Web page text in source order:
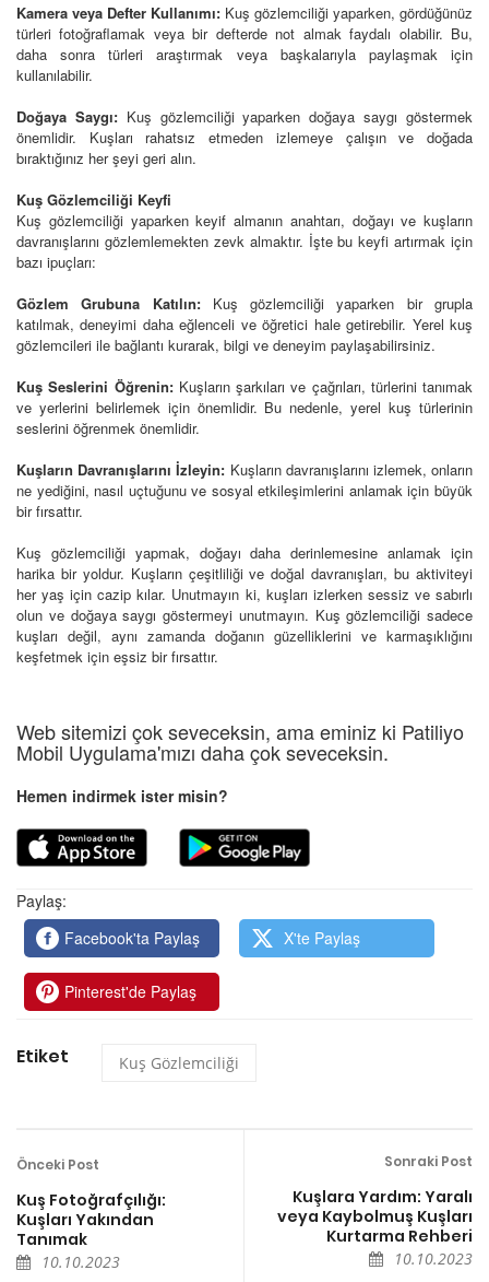
Kamera veya Defter Kullanımı: Kuş gözlemciliği yaparken, gördüğünüz
türleri fotoğraflamak veya bir defterde not almak faydalı olabilir. Bu,
daha sonra türleri araştırmak veya başkalarıyla paylaşmak için
kullanılabilir.
Doğaya Saygı:Kuş gözlemciliği yaparken doğaya saygı göstermek
önemlidir. Kuşları rahatsız etmeden izlemeye çalışın ve doğada
bıraktığınız her şeyi geri alın.
Kuş Gözlemciliği Keyfi
Kuş gözlemciliği yaparken keyif almanın anahtarı, doğayı ve kuşların
davranışlarını gözlemlemekten zevk almaktır. İşte bu keyfi artırmak için
bazı ipuçları:
Gözlem Grubuna Katılın:Kuş gözlemciliği yaparken bir grupla
katılmak, deneyimi daha eğlenceli ve öğretici hale getirebilir. Yerel kuş
gözlemcileri ile bağlantı kurarak, bilgi ve deneyim paylaşabilirsiniz.
Kuş Seslerini Öğrenin:Kuşların şarkıları ve çağrıları, türlerini tanımak
ve yerlerini belirlemek için önemlidir. Bu nedenle, yerel kuş türlerinin
seslerini öğrenmek önemlidir.
Kuşların Davranışlarını İzleyin: Kuşların davranışlarını izlemek, onların
ne yediğini, nasıl uçtuğunu ve sosyal etkileşimlerini anlamak için büyük
bir fırsattır.
Kuş gözlemciliği yapmak, doğayı daha derinlemesine anlamak için
harika bir yoldur. Kuşların çeşitliliği ve doğal davranışları, bu aktiviteyi
her yaş için cazip kılar. Unutmayın ki, kuşları izlerken sessiz ve sabırlı
olun ve doğaya saygı göstermeyi unutmayın. Kuş gözlemciliği sadece
kuşları değil, aynı zamanda doğanın güzelliklerini ve karmaşıklığını
keşfetmek için eşsiz bir fırsattır.
Web sitemizi çok seveceksin, ama eminiz ki Patiliyo
Mobil Uygulama'mızı daha çok seveceksin.
Hemen indirmek ister misin?
Paylaş:
Facebook'ta Paylaş
X'te Paylaş
Pinterest'de Paylaş
Etiket Kuş Gözlemciliği
Önceki Post
Kuş Fotoğrafçılığı:
Kuşları Yakından
Tanımak
10.10.2023
Sonraki Post
Kuşlara Yardım: Yaralı
veya Kaybolmuş Kuşları
Kurtarma Rehberi
10.10.2023